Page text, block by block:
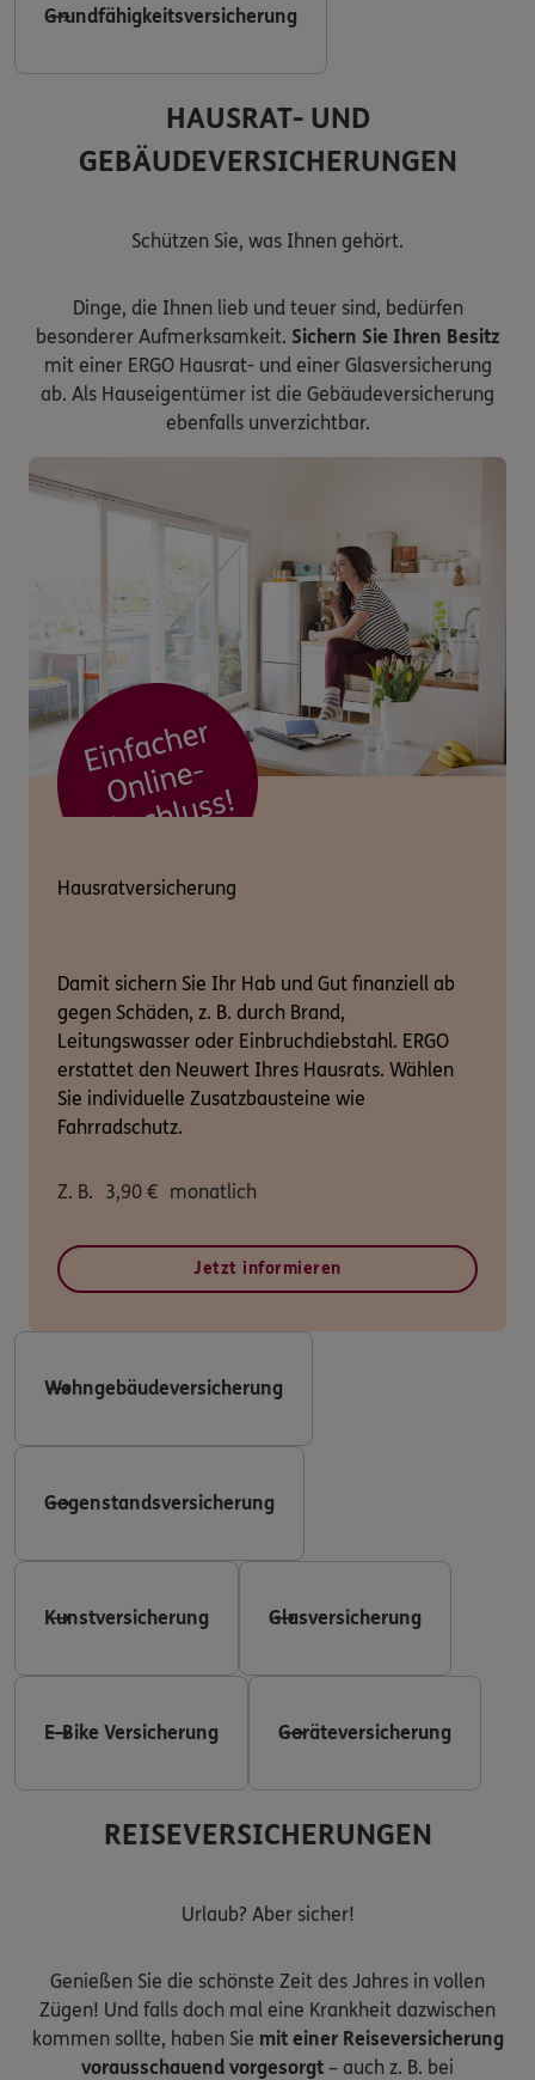
Grundfähigkeitsversicherung
HAUSRAT- UND
GEBÄUDEVERSICHERUNGEN
Schützen Sie, was Ihnen gehört.
Dinge, die Ihnen lieb und teuer sind, bedürfen
besonderer Aufmerksamkeit. Sichern Sie Ihren Besitz
mit einer ERGO Hausrat- und einer Glasversicherung
ab. Als Hauseigentümer ist die Gebäudeversicherung
ebenfalls unverzichtbar.
Hausratversicherung
Damit sichern Sie Ihr Hab und Gut finanziell ab
gegen Schäden, z. B. durch Brand,
Leitungswasser oder Einbruchdiebstahl. ERGO
erstattet den Neuwert Ihres Hausrats. Wählen
Sie individuelle Zusatzbausteine wie
Fahrradschutz.
Z. B. 3,90 € monatlich
Jetzt informieren
Wohngebäudeversicherung
Gegenstandsversicherung
Kunstversicherung Glasversicherung
E-Bike Versicherung Geräteversicherung
REISEVERSICHERUNGEN
Urlaub? Aber sicher!
Genießen Sie die schönste Zeit des Jahres in vollen
Zügen! Und falls doch mal eine Krankheit dazwischen
kommen sollte, haben Sie mit einer Reiseversicherung
vorausschauend vorgesorgt – auch z. B. bei